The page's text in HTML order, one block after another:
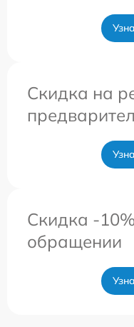
Скидка на
Скидка -
обращении